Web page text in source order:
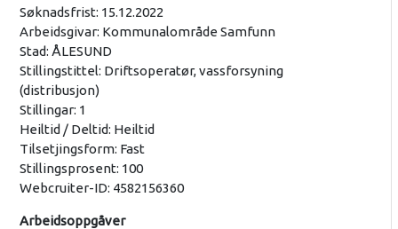
Søknadsfrist: 15.12.2022
Arbeidsgivar: Kommunalområde Samfunn
Stad: ÅLESUND
Stillingstittel: Driftsoperatør, vassforsyning
(distribusjon)
Stillingar: 1
Heiltid / Deltid: Heiltid
Tilsetjingsform: Fast
Stillingsprosent: 100
Webcruiter-ID: 4582156360
Arbeidsoppgåver